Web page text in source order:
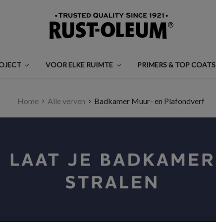
VOOR ELKE RUIMTE PRIMERS & TOP COATS
Home Alle verven Badkamer Muur- en Plafondverf